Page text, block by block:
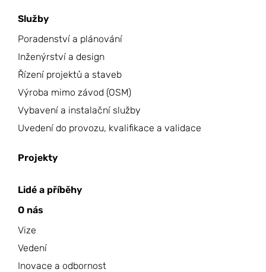
Služby
Poradenství a plánování
Inženýrství a design
Řízení projektů a staveb
Výroba mimo závod (OSM)
Vybavení a instalační služby
Uvedení do provozu, kvalifikace a validace
Projekty
Lidé a příběhy
O nás
Vize
Vedení
Inovace a odbornost